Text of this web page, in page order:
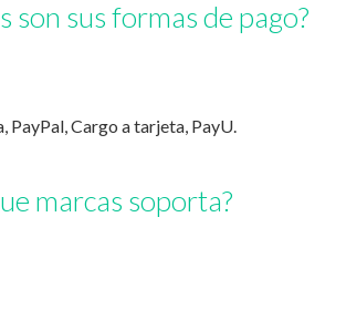
son sus formas de pago?
PayPal, Cargo a tarjeta, PayU.
marcas soporta?